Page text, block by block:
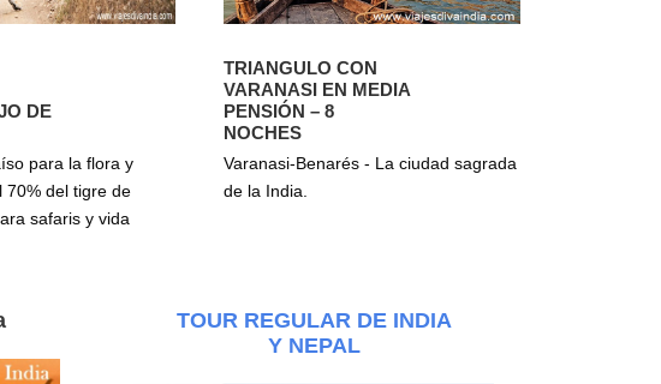
DE
para la flora y
70% del tigre de
safaris y vida
TRIANGULO CON
VARANASI EN MEDIA
PENSIÓN – 8
NOCHES
Varanasi-Benarés - La ciudad sagrada
de la India.
TOUR REGULAR DE INDIA
Y NEPAL